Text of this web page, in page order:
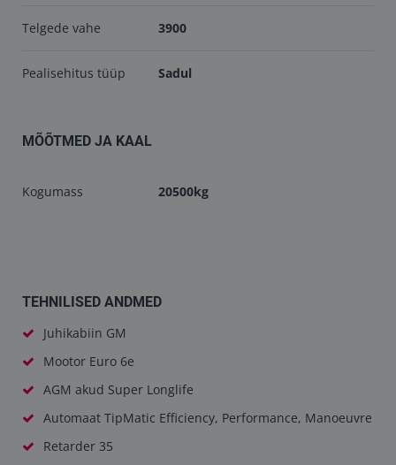
Telgede vahe 3900
Pealisehitus tüüp Sadul
MÕÕTMED JA KAAL
Kogumass 20500kg
TEHNILISED ANDMED
Juhikabiin GM
Mootor Euro 6e
AGM akud Super Longlife
Automaat TipMatic Efficiency, Performance, Manoeuvre
Retarder 35